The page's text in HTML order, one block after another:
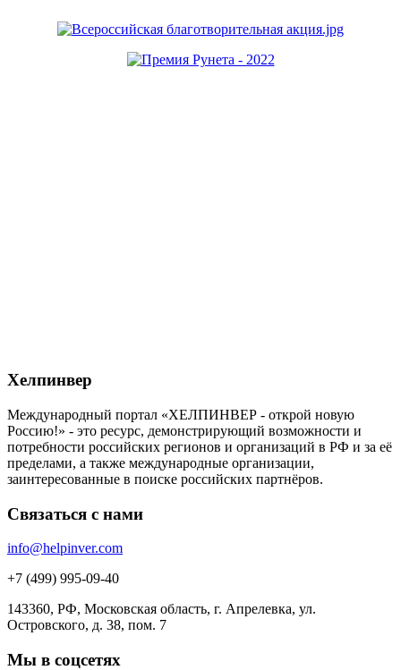
Хелпинвер
Международный портал «ХЕЛПИНВЕР - открой новую
Россию!» - это ресурс, демонстрирующий возможности и
потребности российских регионов и организаций в РФ и за её
пределами, а также международные организации,
заинтересованные в поиске российских партнёров.
Связаться с нами
info@helpinver.com
+7 (499) 995-09-40
143360, РФ, Московская область, г. Апрелевка, ул.
Островского, д. 38, пом. 7
Мы в соцсетях